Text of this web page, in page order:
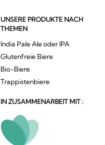
UNSERE PRODUKTE NACH
THEMEN
India Pale Ale oder IPA
Glutenfreie Biere
Bio-Biere
Trappistenbiere
IN ZUSAMMENARBEIT MIT :